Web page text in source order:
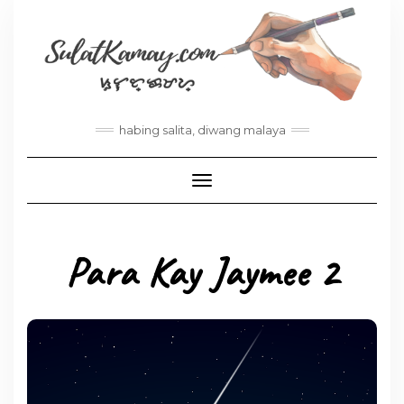
habing salita, diwang malaya
Toggle Navigation
Para Kay Jaymee 2